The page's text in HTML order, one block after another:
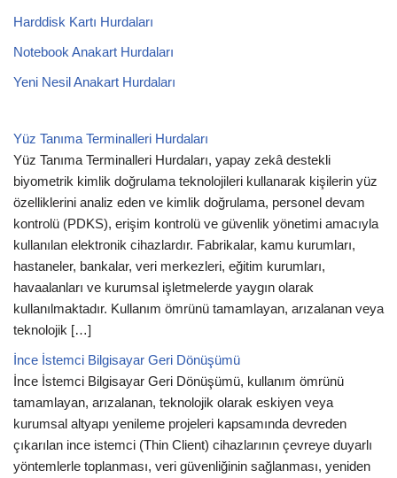
Harddisk Kartı Hurdaları
Notebook Anakart Hurdaları
Yeni Nesil Anakart Hurdaları
Yüz Tanıma Terminalleri Hurdaları
Yüz Tanıma Terminalleri Hurdaları, yapay zekâ destekli
biyometrik kimlik doğrulama teknolojileri kullanarak kişilerin yüz
özelliklerini analiz eden ve kimlik doğrulama, personel devam
kontrolü (PDKS), erişim kontrolü ve güvenlik yönetimi amacıyla
kullanılan elektronik cihazlardır. Fabrikalar, kamu kurumları,
hastaneler, bankalar, veri merkezleri, eğitim kurumları,
havaalanları ve kurumsal işletmelerde yaygın olarak
kullanılmaktadır. Kullanım ömrünü tamamlayan, arızalanan veya
teknolojik […]
İnce İstemci Bilgisayar Geri Dönüşümü
İnce İstemci Bilgisayar Geri Dönüşümü, kullanım ömrünü
tamamlayan, arızalanan, teknolojik olarak eskiyen veya
kurumsal altyapı yenileme projeleri kapsamında devreden
çıkarılan ince istemci (Thin Client) cihazlarının çevreye duyarlı
yöntemlerle toplanması, veri güvenliğinin sağlanması, yeniden